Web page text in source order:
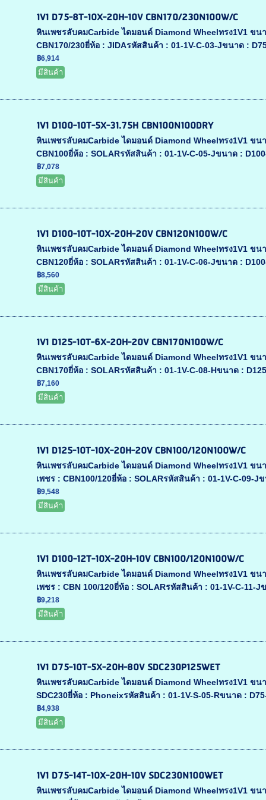
1V1 D75-8T-10X-20H-10V CBN170/230N100W/C
หินเพชรลับคมCarbide ไดมอนด์ Diamond Wheelทรง1V1 ขนา
CBN170/230ยี่ห้อ : JIDAรหัสสินค้า : 01-1V-C-03-Jขนาด :
฿6,914
มีสินค้า
1V1 D100-10T-5X-31.75H CBN100N100DRY
หินเพชรลับคมCarbide ไดมอนด์ Diamond Wheelทรง1V1 ขนา
CBN100ยี่ห้อ : SOLARรหัสสินค้า : 01-1V-C-05-Jขนาด :
฿7,078
มีสินค้า
1V1 D100-10T-10X-20H-20V CBN120N100W/C
หินเพชรลับคมCarbide ไดมอนด์ Diamond Wheelทรง1V1 ขนา
CBN120ยี่ห้อ : SOLARรหัสสินค้า : 01-1V-C-06-Jขนาด :
฿8,560
มีสินค้า
1V1 D125-10T-6X-20H-20V CBN170N100W/C
หินเพชรลับคมCarbide ไดมอนด์ Diamond Wheelทรง1V1 ขนา
CBN170ยี่ห้อ : SOLARรหัสสินค้า : 01-1V-C-08-Hขนาด :
฿7,160
มีสินค้า
1V1 D125-10T-10X-20H-20V CBN100/120N100W/C
หินเพชรลับคมCarbide ไดมอนด์ Diamond Wheelทรง1V1 ขนา
เพชร : CBN100/120ยี่ห้อ : SOLARรหัสสินค้า : 01-1V-C-09-J
฿9,548
มีสินค้า
1V1 D100-12T-10X-20H-10V CBN100/120N100W/C
หินเพชรลับคมCarbide ไดมอนด์ Diamond Wheelทรง1V1 ขนา
เพชร : CBN 100/120ยี่ห้อ : SOLARรหัสสินค้า : 01-1V-C-11-J
฿9,218
มีสินค้า
1V1 D75-10T-5X-20H-80V SDC230P125WET
หินเพชรลับคมCarbide ไดมอนด์ Diamond Wheelทรง1V1 ขนา
SDC230ยี่ห้อ : Phoneixรหัสสินค้า : 01-1V-S-05-Rขนาด :
฿4,938
มีสินค้า
1V1 D75-14T-10X-20H-10V SDC230N100WET
หินเพชรลับคมCarbide ไดมอนด์ Diamond Wheelทรง1V1 ขนา